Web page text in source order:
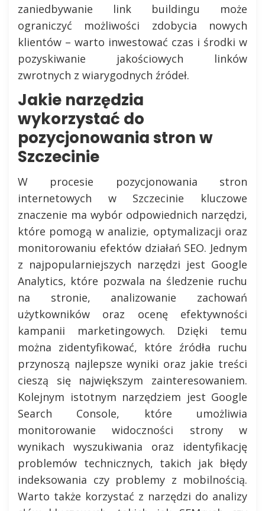
zaniedbywanie link buildingu może
ograniczyć możliwości zdobycia nowych
klientów – warto inwestować czas i środki w
pozyskiwanie jakościowych linków
zwrotnych z wiarygodnych źródeł.
Jakie narzędzia
wykorzystać do
pozycjonowania stron w
Szczecinie
W procesie pozycjonowania stron
internetowych w Szczecinie kluczowe
znaczenie ma wybór odpowiednich narzędzi,
które pomogą w analizie, optymalizacji oraz
monitorowaniu efektów działań SEO. Jednym
z najpopularniejszych narzędzi jest Google
Analytics, które pozwala na śledzenie ruchu
na stronie, analizowanie zachowań
użytkowników oraz ocenę efektywności
kampanii marketingowych. Dzięki temu
można zidentyfikować, które źródła ruchu
przynoszą najlepsze wyniki oraz jakie treści
cieszą się największym zainteresowaniem.
Kolejnym istotnym narzędziem jest Google
Search Console, które umożliwia
monitorowanie widoczności strony w
wynikach wyszukiwania oraz identyfikację
problemów technicznych, takich jak błędy
indeksowania czy problemy z mobilnością.
Warto także korzystać z narzędzi do analizy